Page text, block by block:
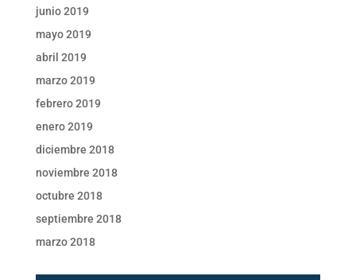
junio 2019
mayo 2019
abril 2019
marzo 2019
febrero 2019
enero 2019
diciembre 2018
noviembre 2018
octubre 2018
septiembre 2018
marzo 2018